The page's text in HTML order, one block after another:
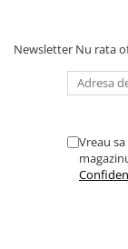
Kit mouse si
Web-cam-uri si
videoconferinta
Accesorii PC
Newsletter Nu rata
Vreau